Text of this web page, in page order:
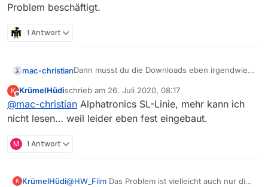
Problem beschäftigt.
1 Antwort
mac-christianDann musst du die Downloads eben irgendwie
das nicht, wie du vielleicht schon erfahren hast.
Aber um nach Anleitungen zum Konvertieren zu
suchen bisst du hier vermutlich nicht am
Und “fest eingebauten TV von Alpharonics” ist
auch nicht eine hilfreiche Angabe. Modell-
Nummer, zum Beispiel, wäre auch was. Und
vielleicht ein Link zum Produkt. Die meisten hier
K KrümelHüdischrieb am 26. Juli 2020, 08:17
zuletzt editiert von
@mac-christian Alphatronics SL-Linie, mehr kann ich
nicht lesen… weil leider eben fest eingebaut.
M 1 Antwort
K KrümelHüdi@HW_Film Das Problem ist vielleicht auch nur die